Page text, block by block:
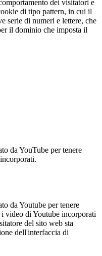
dei visitatori e
di tipo pattern, in cui il
serie di numeri e lettere, che
il dominio che imposta il
da YouTube per tenere
da Youtube per tenere
video di Youtube incorporati
del sito web sta
dell'interfaccia di